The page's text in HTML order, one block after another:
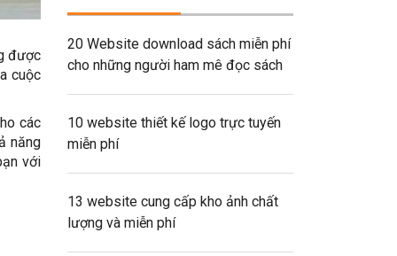
được
cuộc
các
năng
với
20 Website download sách miễn phí
cho những người ham mê đọc sách
10 website thiết kế logo trực tuyến
miễn phí
13 website cung cấp kho ảnh chất
lượng và miễn phí